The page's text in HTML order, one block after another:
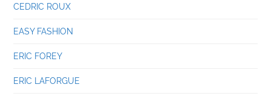
CEDRIC ROUX
EASY FASHION
ERIC FOREY
ERIC LAFORGUE